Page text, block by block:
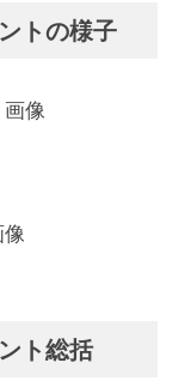
トの様子
ト総括